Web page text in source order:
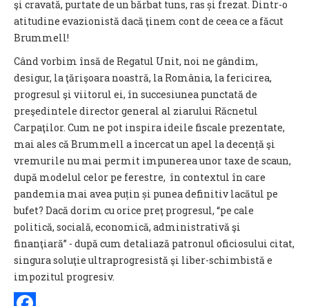
şi cravată, purtate de un bărbat tuns, ras și frezat. Dintr-o
atitudine evazionistă dacă ţinem cont de ceea ce a făcut
Brummell!
Când vorbim însă de Regatul Unit, noi ne gândim,
desigur, la ţărişoara noastră, la România, la fericirea,
progresul şi viitorul ei, în succesiunea punctată de
preşedintele director general al ziarului Răcnetul
Carpaţilor. Cum ne pot inspira ideile fiscale prezentate,
mai ales că Brummell a încercat un apel la decență şi
vremurile nu mai permit impunerea unor taxe de scaun,
după modelul celor pe ferestre, în contextul în care
pandemia mai avea puțin și punea definitiv lacătul pe
bufet? Dacă dorim cu orice preţ progresul, “pe cale
politică, socială, economică, administrativă şi
finanţiară” - după cum detaliază patronul oficiosului citat,
singura soluţie ultraprogresistă şi liber-schimbistă e
impozitul progresiv.